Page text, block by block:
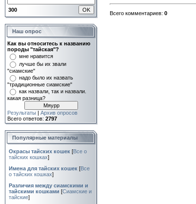
300
Наш опрос
Как вы относитесь к названию
породы "тайская"?
мне нравится
лучше бы их звали
"сиамские"
надо было их назвать
"традиционные сиамские"
как назвали, так и назвали.
какая разница?
Результаты | Архив опросов
Всего ответов: 2797
Популярные материалы
Окрасы тайских кошек [Все о
тайских кошках]
Имена для тайских кошек [Все
о тайских кошках]
Различия между сиамскими и
тайскими кошками [Сиамские и
тайские]
Всего комментариев: 0